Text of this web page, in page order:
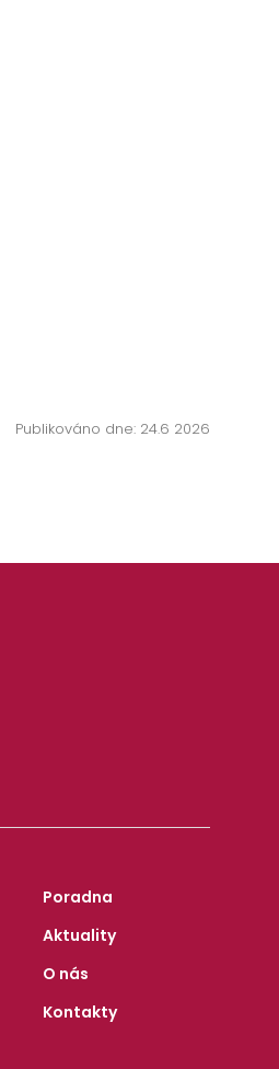
Publikováno dne: 24.6 2026
Poradna
Aktuality
O nás
Kontakty